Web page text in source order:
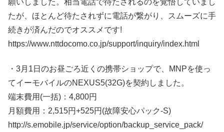
たが、ほとんど待たされずに電話が繋がり、スムーズに手
続きが済んだのでオススメです!
https://www.nttdocomo.co.jp/support/inquiry/index.html
・3月1日のお昼ごろ近くの携帯ショップで、MNPを使っ
てイーモバイルのNEXUS5(32G)を契約しました。
端末費用(一括)：4,800円
月額費用：2,515円+525円(故障安心パック-S)
http://s.emobile.jp/service/option/backup_service_pack/